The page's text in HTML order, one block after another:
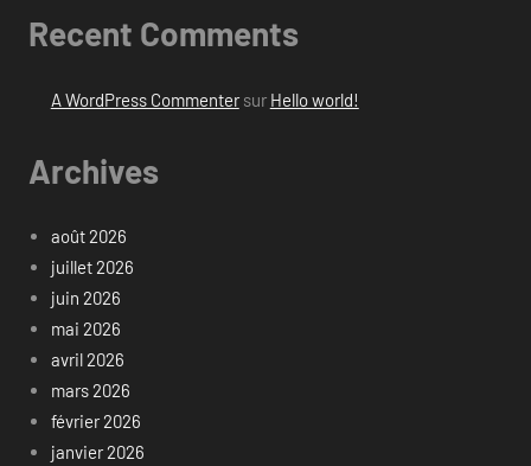
Recent Comments
A WordPress Commentersur Hello world!
Archives
août 2026
juillet 2026
juin 2026
mai 2026
avril 2026
mars 2026
février 2026
janvier 2026